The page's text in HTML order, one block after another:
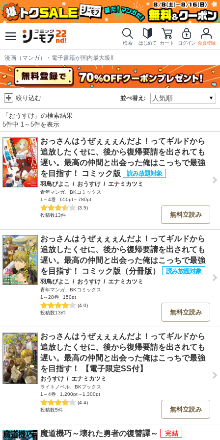
検索 はじめて カート ログイン 会員登録
漫画（マンガ）・電子書籍が国内最大級!!
並べ替え:
絞り込む
「おうすけ」の検索結果
5件中 1～5件を表示
おっさんはうぜぇぇぇんだよ！ってギルドから
追放したくせに、後から復帰要請を出されても
遅い。最高の仲間と出会った俺はこっちで最強
を目指す！ コミック版
羽鳥ぴよこ / おうすけ / エナミカツミ
青年マンガ、BKコミックス
1～4巻
650pt～780pt
(3.5)
投稿数13件
無料立読み
おっさんはうぜぇぇぇんだよ！ってギルドから
追放したくせに、後から復帰要請を出されても
遅い。最高の仲間と出会った俺はこっちで最強
を目指す！ コミック版（分冊版）
羽鳥ぴよこ / おうすけ / エナミカツミ
青年マンガ、BKコミックス
1～28巻
150pt
(4.0)
投稿数13件
無料立読み
おっさんはうぜぇぇぇんだよ！ってギルドから
追放したくせに、後から復帰要請を出されても
遅い。最高の仲間と出会った俺はこっちで最強
を目指す！ 【電子限定SS付】
おうすけ / エナミカツミ
ライトノベル、BKブックス
1～4巻
1,200pt～1,300pt
(4.4)
投稿数5件
無料立読み
魔道機巧～壊れた勇者の復讐譚～